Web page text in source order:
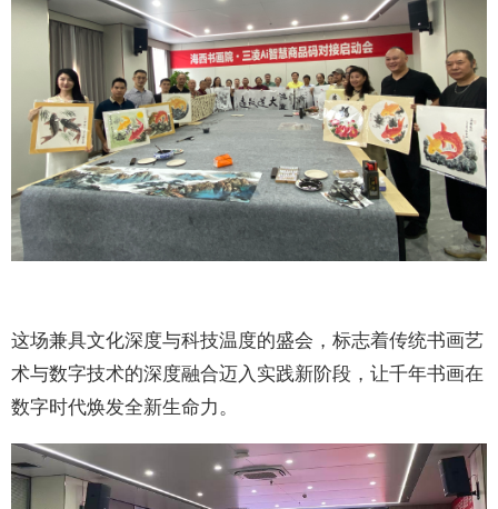
这场兼具文化深度与科技温度的盛会，标志着传统书画艺
术与数字技术的深度融合迈入实践新阶段，让千年书画在
数字时代焕发全新生命力。